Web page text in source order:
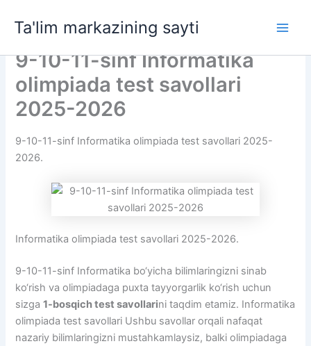
Ta'lim markazining sayti
9-10-11-sinf Informatika
olimpiada test savollari
2025-2026
9-10-11-sinf Informatika olimpiada test savollari 2025-
2026.
Informatika olimpiada test savollari 2025-2026.
9-10-11-sinf Informatika bo‘yicha bilimlaringizni sinab
ko‘rish va olimpiadaga puxta tayyorgarlik ko‘rish uchun
sizga1-bosqich test savollarini taqdim etamiz. Informatika
olimpiada test savollari Ushbu savollar orqali nafaqat
nazariy bilimlaringizni mustahkamlaysiz, balki olimpiadaga